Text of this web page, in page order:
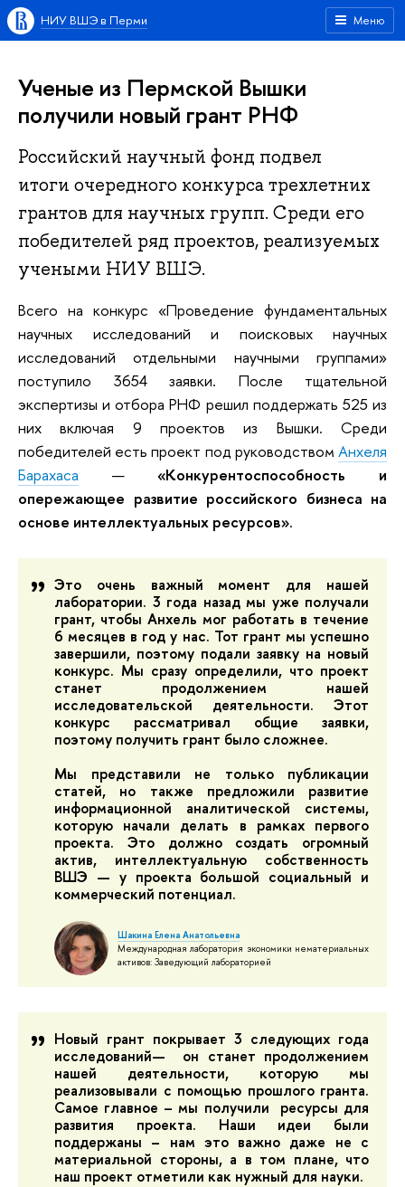
Меню
НИУ ВШЭ в Перми
Ученые из Пермской Вышки
получили новый грант РНФ
Российский научный фонд подвел
итоги очередного конкурса трехлетних
грантов для научных групп. Среди его
победителей ряд проектов, реализуемых
учеными НИУ ВШЭ.
Всего на конкурс «Проведение фундаментальных
научных исследований и поисковых научных
исследований отдельными научными группами»
поступило 3654 заявки. После тщательной
экспертизы и отбора РНФ решил поддержать 525 из
них включая 9 проектов из Вышки. Среди
победителей есть проект под руководством Анхеля
Барахаса —«Конкурентоспособность и
опережающее развитие российского бизнеса на
основе интеллектуальных ресурсов».
Это очень важный момент для нашей
лаборатории. 3 года назад мы уже получали
грант, чтобы Анхель мог работать в течение
6 месяцев в год у нас. Тот грант мы успешно
завершили, поэтому подали заявку на новый
конкурс. Мы сразу определили, что проект
станет продолжением нашей
исследовательской деятельности. Этот
конкурс рассматривал общие заявки,
поэтому получить грант было сложнее.
Мы представили не только публикации
статей, но также предложили развитие
информационной аналитической системы,
которую начали делать в рамках первого
проекта. Это должно создать огромный
актив, интеллектуальную собственность
ВШЭ — у проекта большой социальный и
коммерческий потенциал.
Шакина Елена Анатольевна
Международная лаборатория экономики нематериальных
активов: Заведующий лабораторией
Новый грант покрывает 3 следующих года
исследований— он станет продолжением
нашей деятельности, которую мы
реализовывали с помощью прошлого гранта.
Самое главное – мы получили ресурсы для
развития проекта. Наши идеи были
поддержаны – нам это важно даже не с
материальной стороны, а в том плане, что
наш проект отметили как нужный для науки.